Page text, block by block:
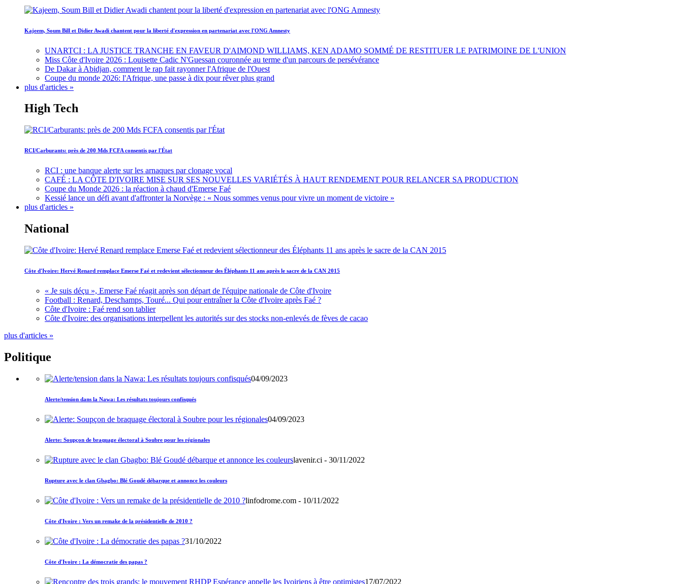
Kajeem, Soum Bill et Didier Awadi chantent pour la liberté d'expression en partenariat avec l'ONG Amnesty
UNARTCI : LA JUSTICE TRANCHE EN FAVEUR D'AIMOND WILLIAMS, KEN ADAMO SOMMÉ DE RESTITUER LE PATRIMOINE DE L'UNION
Miss Côte d'Ivoire 2026 : Louisette Cadic N'Guessan couronnée au terme d'un parcours de persévérance
De Dakar à Abidjan, comment le rap fait rayonner l'Afrique de l'Ouest
Coupe du monde 2026: l'Afrique, une passe à dix pour rêver plus grand
plus d'articles »
High Tech
RCI/Carburants: près de 200 Mds FCFA consentis par l'État
RCI : une banque alerte sur les arnaques par clonage vocal
CAFÉ : LA CÔTE D'IVOIRE MISE SUR SES NOUVELLES VARIÉTÉS À HAUT RENDEMENT POUR RELANCER SA PRODUCTION
Coupe du Monde 2026 : la réaction à chaud d'Emerse Faé
Kessié lance un défi avant d'affronter la Norvège : « Nous sommes venus pour vivre un moment de victoire »
plus d'articles »
National
Côte d'Ivoire: Hervé Renard remplace Emerse Faé et redevient sélectionneur des Éléphants 11 ans après le sacre de la CAN 2015
« Je suis déçu », Emerse Faé réagit après son départ de l'équipe nationale de Côte d'Ivoire
Football : Renard, Deschamps, Touré... Qui pour entraîner la Côte d'Ivoire après Faé ?
Côte d'Ivoire : Faé rend son tablier
Côte d'Ivoire: des organisations interpellent les autorités sur des stocks non-enlevés de fèves de cacao
plus d'articles »
Politique
04/09/2023
Alerte/tension dans la Nawa: Les résultats toujours confisqués
04/09/2023
Alerte: Soupçon de braquage électoral à Soubre pour les régionales
lavenir.ci - 30/11/2022
Rupture avec le clan Gbagbo: Blé Goudé débarque et annonce les couleurs
linfodrome.com - 10/11/2022
Côte d'Ivoire : Vers un remake de la présidentielle de 2010 ?
31/10/2022
Côte d'Ivoire : La démocratie des papas ?
17/07/2022